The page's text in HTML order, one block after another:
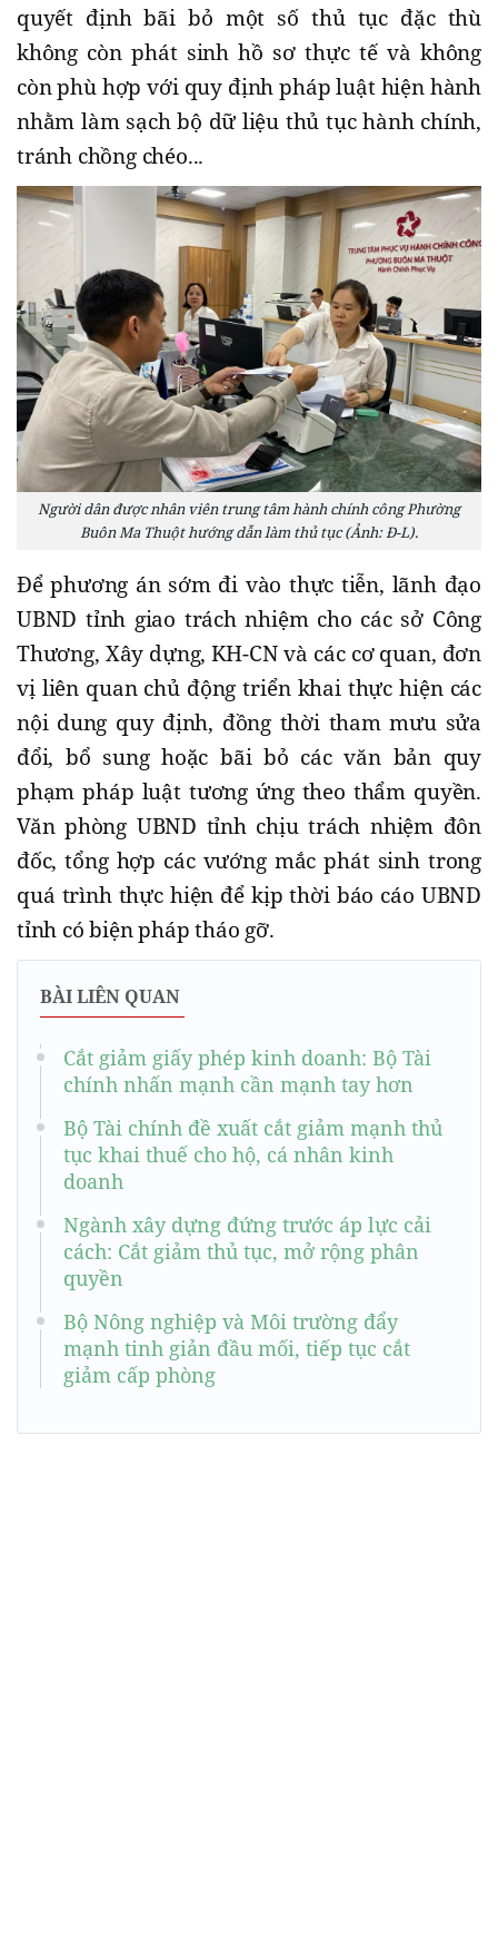
quyết định bãi bỏ một số thủ tục đặc thù
không còn phát sinh hồ sơ thực tế và không
còn phù hợp với quy định pháp luật hiện hành
nhằm làm sạch bộ dữ liệu thủ tục hành chính,
tránh chồng chéo...
Người dân được nhân viên trung tâm hành chính công Phường
Buôn Ma Thuột hướng dẫn làm thủ tục (Ảnh: Đ-L).
Để phương án sớm đi vào thực tiễn, lãnh đạo
UBND tỉnh giao trách nhiệm cho các sở Công
Thương, Xây dựng, KH-CN và các cơ quan, đơn
vị liên quan chủ động triển khai thực hiện các
nội dung quy định, đồng thời tham mưu sửa
đổi, bổ sung hoặc bãi bỏ các văn bản quy
phạm pháp luật tương ứng theo thẩm quyền.
Văn phòng UBND tỉnh chịu trách nhiệm đôn
đốc, tổng hợp các vướng mắc phát sinh trong
quá trình thực hiện để kịp thời báo cáo UBND
tỉnh có biện pháp tháo gỡ.
BÀI LIÊN QUAN
Cắt giảm giấy phép kinh doanh: Bộ Tài
chính nhấn mạnh cần mạnh tay hơn
Bộ Tài chính đề xuất cắt giảm mạnh thủ
tục khai thuế cho hộ, cá nhân kinh
doanh
Ngành xây dựng đứng trước áp lực cải
cách: Cắt giảm thủ tục, mở rộng phân
quyền
Bộ Nông nghiệp và Môi trường đẩy
mạnh tinh giản đầu mối, tiếp tục cắt
giảm cấp phòng